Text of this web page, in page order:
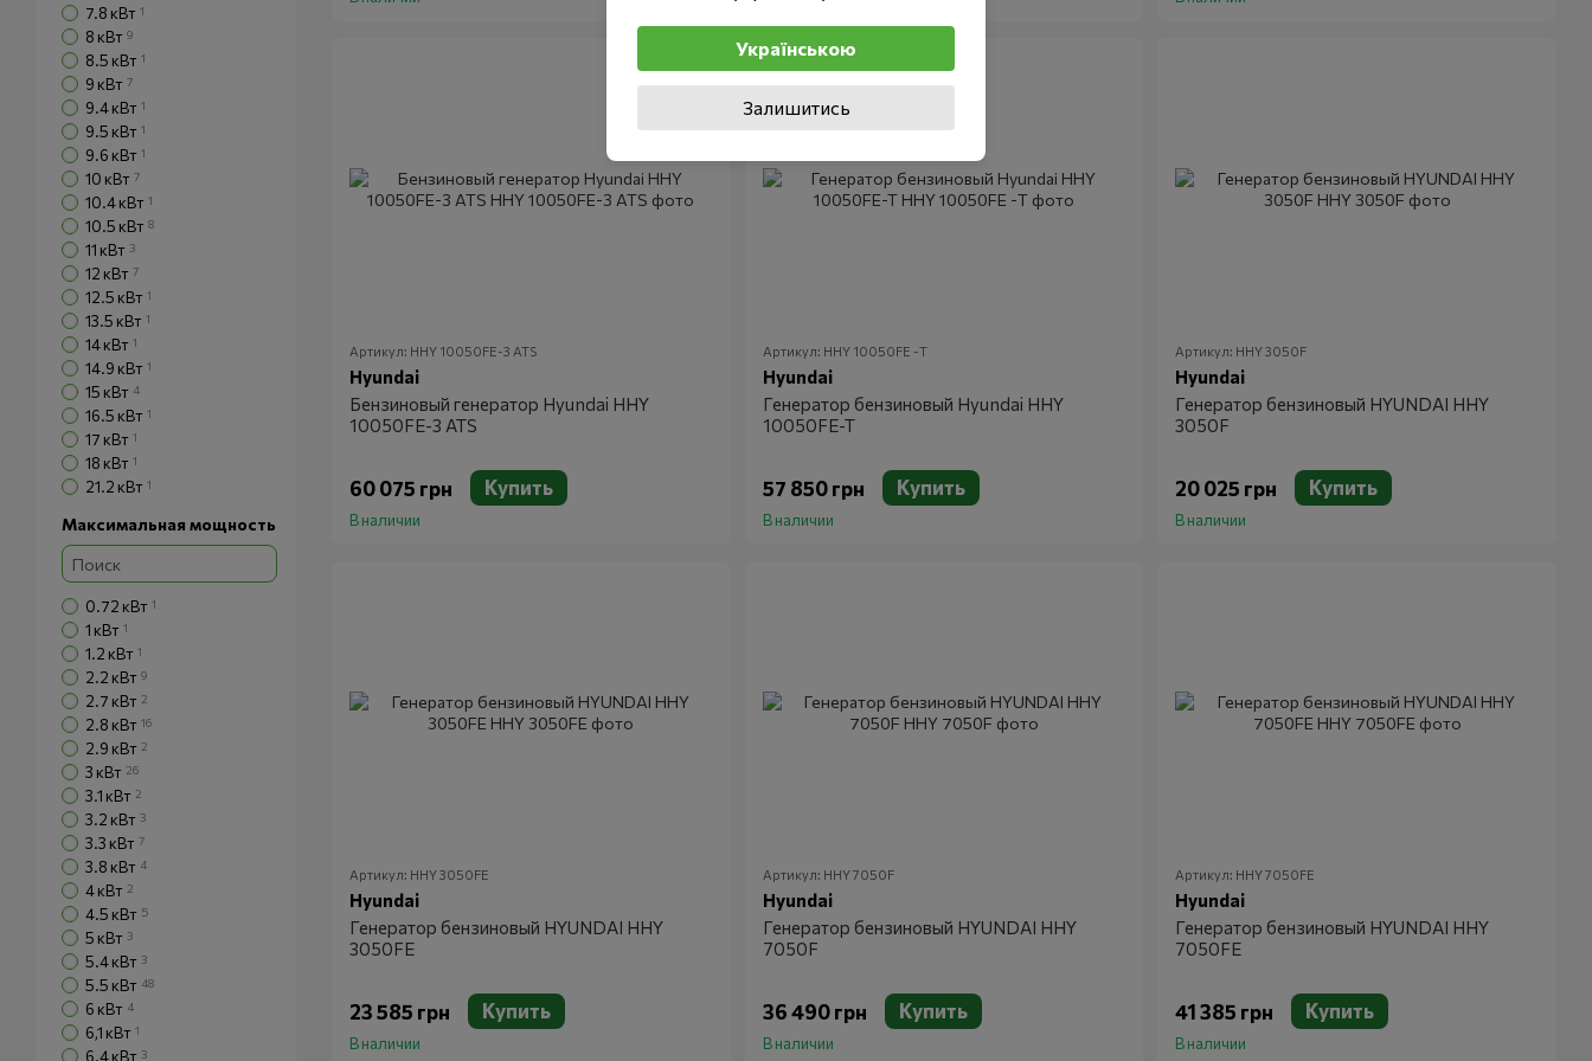
Артикул: HHY 10050FE-3 ATS
Hyundai
Бензиновый генератор Hyundai HHY
10050FE-3 ATS
60 075 грн Купить
В наличии
Артикул: HHY 10050FE -Т
Hyundai
Генератор бензиновый Hyundai HHY
10050FE-T
57 850 грн Купить
В наличии
Артикул: HHY 3050F
Hyundai
Генератор бензиновый HYUNDAI HHY
3050F
20 025 грн Купить
В наличии
Артикул: HHY 3050FЕ
Hyundai
Генератор бензиновый HYUNDAI HHY
3050FЕ
23 585 грн Купить
В наличии
Артикул: HHY 7050F
Hyundai
Генератор бензиновый HYUNDAI HHY
7050F
36 490 грн Купить
В наличии
Артикул: HHY 7050FE
Hyundai
Генератор бензиновый HYUNDAI HHY
7050FE
41 385 грн Купить
В наличии
7.8 кВт 1
8 кВт 9
8.5 кВт 1
9 кВт 7
9.4 кВт 1
9.5 кВт 1
9.6 кВт 1
10 кВт 7
10.4 кВт 1
10.5 кВт 8
11 кВт 3
12 кВт 7
12.5 кВт 1
13.5 кВт 1
14 кВт 1
14.9 кВт 1
15 кВт 4
16.5 кВт 1
17 кВт 1
18 кВт 1
21.2 кВт 1
Максимальная мощность
0.72 кВт 1
1 кВт 1
1.2 кВт 1
2.2 кВт 9
2.7 кВт 2
2.8 кВт 16
2.9 кВт 2
3 кВт 26
3.1 кВт 2
3.2 кВт 3
3.3 кВт 7
3.8 кВт 4
4 кВт 2
4.5 кВт 5
5 кВт 3
5.4 кВт 3
5.5 кВт 48
6 кВт 4
6,1 кВт 1
6.4 кВт 3
Українською
Залишитись